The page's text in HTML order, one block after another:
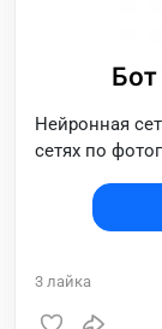
Нейронная
сетях по
3 лайка